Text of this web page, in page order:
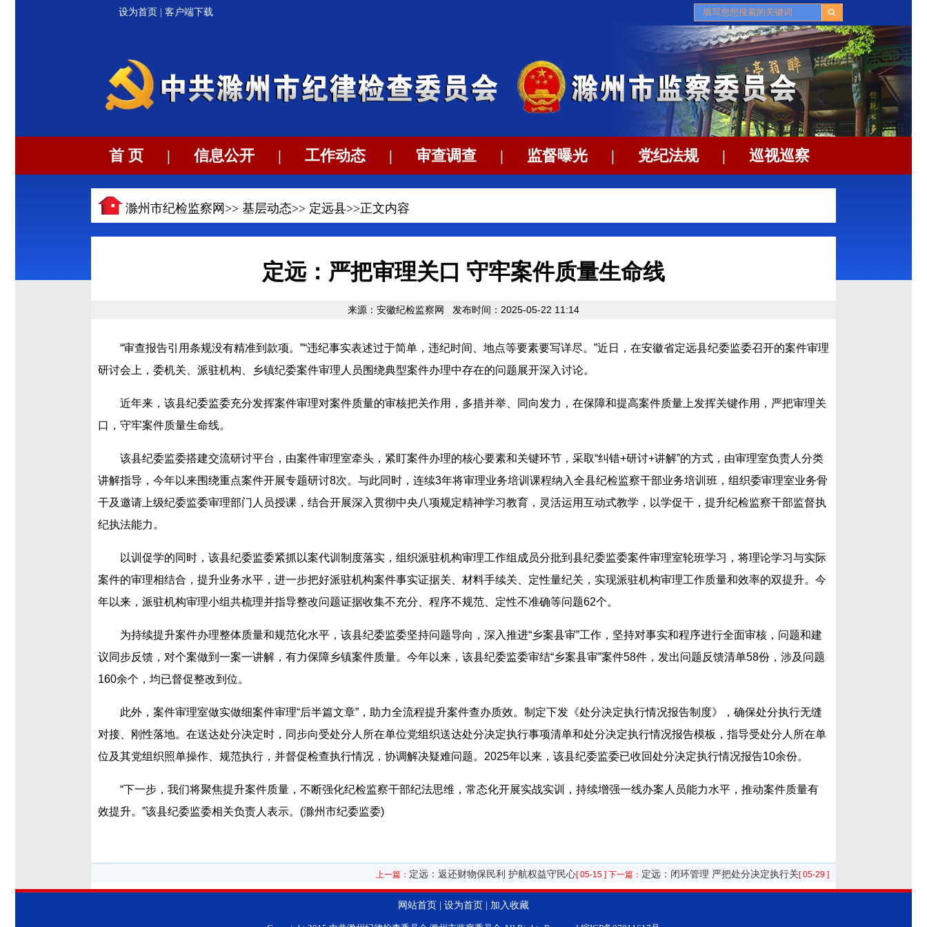
设为首页 客户端下载
首 页 | 信息公开 | 工作动态 | 审查调查 | 监督曝光 | 党纪法规 | 巡视巡察
滁州市纪检监察网>> 基层动态>> 定远县>>正文内容
定远：严把审理关口 守牢案件质量生命线
来源：安徽纪检监察网 发布时间：2025-05-22 11:14
“审查报告引用条规没有精准到款项。”“违纪事实表述过于简单，违纪时间、地点等要素要写详尽。”近日，在安徽省定远县纪委监委召开的案件审理
研讨会上，委机关、派驻机构、乡镇纪委案件审理人员围绕典型案件办理中存在的问题展开深入讨论。
近年来，该县纪委监委充分发挥案件审理对案件质量的审核把关作用，多措并举、同向发力，在保障和提高案件质量上发挥关键作用，严把审理关
口，守牢案件质量生命线。
该县纪委监委搭建交流研讨平台，由案件审理室牵头，紧盯案件办理的核心要素和关键环节，采取“纠错+研讨+讲解”的方式，由审理室负责人分类
讲解指导，今年以来围绕重点案件开展专题研讨8次。与此同时，连续3年将审理业务培训课程纳入全县纪检监察干部业务培训班，组织委审理室业务骨
干及邀请上级纪委监委审理部门人员授课，结合开展深入贯彻中央八项规定精神学习教育，灵活运用互动式教学，以学促干，提升纪检监察干部监督执
纪执法能力。
以训促学的同时，该县纪委监委紧抓以案代训制度落实，组织派驻机构审理工作组成员分批到县纪委监委案件审理室轮班学习，将理论学习与实际
案件的审理相结合，提升业务水平，进一步把好派驻机构案件事实证据关、材料手续关、定性量纪关，实现派驻机构审理工作质量和效率的双提升。今
年以来，派驻机构审理小组共梳理并指导整改问题证据收集不充分、程序不规范、定性不准确等问题62个。
为持续提升案件办理整体质量和规范化水平，该县纪委监委坚持问题导向，深入推进“乡案县审”工作，坚持对事实和程序进行全面审核，问题和建
议同步反馈，对个案做到一案一讲解，有力保障乡镇案件质量。今年以来，该县纪委监委审结“乡案县审”案件58件，发出问题反馈清单58份，涉及问题
160余个，均已督促整改到位。
此外，案件审理室做实做细案件审理“后半篇文章”，助力全流程提升案件查办质效。制定下发《处分决定执行情况报告制度》，确保处分执行无缝
对接、刚性落地。在送达处分决定时，同步向受处分人所在单位党组织送达处分决定执行事项清单和处分决定执行情况报告模板，指导受处分人所在单
位及其党组织照单操作、规范执行，并督促检查执行情况，协调解决疑难问题。2025年以来，该县纪委监委已收回处分决定执行情况报告10余份。
“下一步，我们将聚焦提升案件质量，不断强化纪检监察干部纪法思维，常态化开展实战实训，持续增强一线办案人员能力水平，推动案件质量有
效提升。”该县纪委监委相关负责人表示。(滁州市纪委监委)
上一篇： 定远：返还财物保民利 护航权益守民心[ 05-15 ] 下一篇： 定远：闭环管理 严把处分决定执行关[ 05-29 ]
网站首页 设为首页 加入收藏